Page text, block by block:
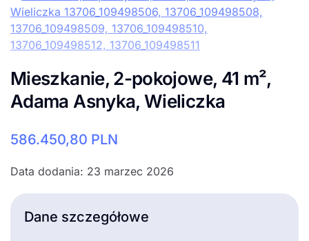
Mieszkanie, 2-pokojowe, 41 m²,
Adama Asnyka, Wieliczka
586.450,80 PLN
Data dodania: 23 marzec 2026
Dane szczegółowe